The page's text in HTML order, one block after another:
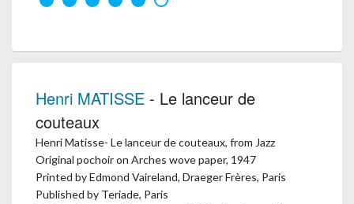
Henri MATISSE - Le lanceur de
couteaux
Henri Matisse- Le lanceur de couteaux, from Jazz
Original pochoir on Arches wove paper, 1947
Printed by Edmond Vaireland, Draeger Frères, Paris
Published by Teriade, Paris